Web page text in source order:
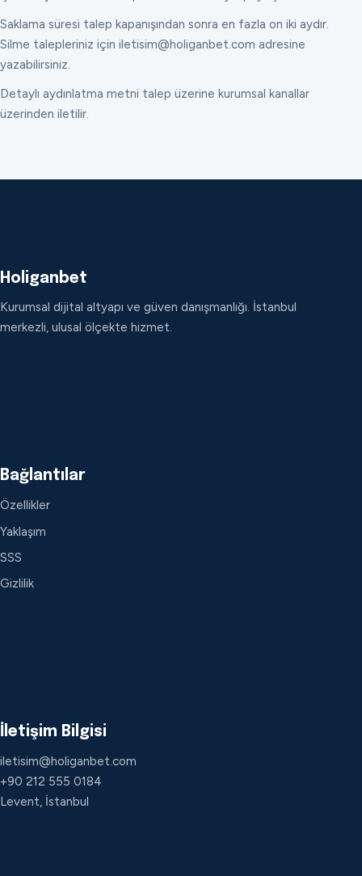
Saklama süresi talep kapanışından sonra en fazla on iki aydır.
Silme talepleriniz için iletisim@holiganbet.com adresine
yazabilirsiniz.
Detaylı aydınlatma metni talep üzerine kurumsal kanallar
üzerinden iletilir.
Holiganbet
Kurumsal dijital altyapı ve güven danışmanlığı. İstanbul
merkezli, ulusal ölçekte hizmet.
Bağlantılar
Özellikler
Yaklaşım
SSS
Gizlilik
İletişim Bilgisi
iletisim@holiganbet.com
+90 212 555 0184
Levent, İstanbul